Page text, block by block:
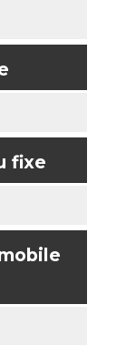
fixe